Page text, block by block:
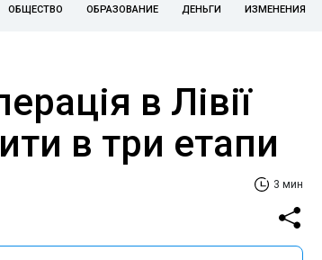
ОБЩЕСТВО ОБРАЗОВАНИЕ ДЕНЬГИ ИЗМЕНЕНИЯ
в Лівії
в три етапи
3 мин